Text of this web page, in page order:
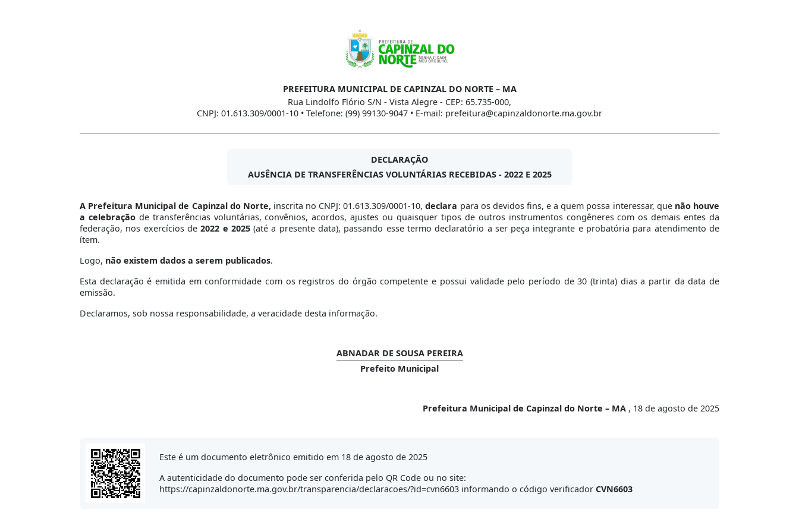
PREFEITURA MUNICIPAL DE CAPINZAL DO NORTE – MA
Rua Lindolfo Flório S/N - Vista Alegre - CEP: 65.735-000,
CNPJ: 01.613.309/0001-10 • Telefone: (99) 99130-9047 • E-mail: prefeitura@capinzaldonorte.ma.gov.br
DECLARAÇÃO
AUSÊNCIA DE TRANSFERÊNCIAS VOLUNTÁRIAS RECEBIDAS - 2022 E 2025
A Prefeitura Municipal de Capinzal do Norte, inscrita no CNPJ: 01.613.309/0001-10,declara para os devidos fins, e a quem possa interessar, que não houve
a celebraçãode transferências voluntárias, convênios, acordos, ajustes ou quaisquer tipos de outros instrumentos congêneres com os demais entes da
federação, nos exercícios de2022 e 2025(até a presente data), passando esse termo declaratório a ser peça integrante e probatória para atendimento de
ítem.
Logo, não existem dados a serem publicados.
Esta declaração é emitida em conformidade com os registros do órgão competente e possui validade pelo período de 30 (trinta) dias a partir da data de
emissão.
Declaramos, sob nossa responsabilidade, a veracidade desta informação.
ABNADAR DE SOUSA PEREIRA
Prefeito Municipal
Prefeitura Municipal de Capinzal do Norte – MA , 18 de agosto de 2025
Este é um documento eletrônico emitido em 18 de agosto de 2025
A autenticidade do documento pode ser conferida pelo QR Code ou no site:
https://capinzaldonorte.ma.gov.br/transparencia/declaracoes/?id=cvn6603 informando o código verificador CVN6603